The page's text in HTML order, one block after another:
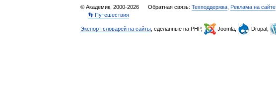
© Академик, 2000-2026 Обратная связь: Техподдержка Реклама на сайте
👣 Путешествия
Экспорт словарей на сайты , сделанные на PHP, Joomla, Drupal,